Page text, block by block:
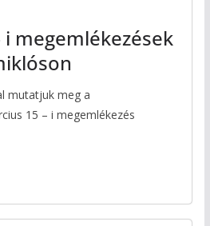
i megemlékezések
mutatjuk meg a
15 – i megemlékezés